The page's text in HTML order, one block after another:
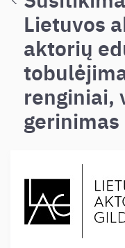
Lietuvos
aktorių
renginiai,
gerinimas